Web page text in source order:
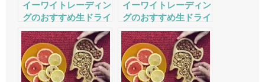
イーワイトレーディン
グのおすすめ生ドライ
フルーツ・ナッツの評
判・口コミ・サービス
をチェック
イーワイトレーディン
グのおすすめ生ドライ
フルーツ・ナッツの評
判・口コミ・サービス
をチェック